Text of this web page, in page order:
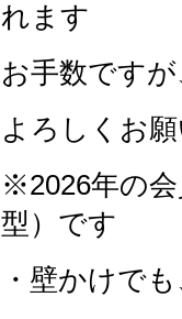
れます
お手数です
よろしくお
※2026年の
型）です
・壁かけで